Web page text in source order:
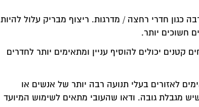
כגון חדרי רחצה / מדרגות. ריצוף מבריק עלול להיות
חשוכים יותר.
יכולים להוסיף עניין ומתאימים יותר לחדרים
ההתקנה. אריחים עבים יותר (10 מ”מ ומעלה) מתאימים לאזורים בעלי תנועה רבה יותר של אנשים או
ומתאימים לשיפוצים כשיש מגבלת גובה. ודאו שהעובי מתאים לשימוש המיועד